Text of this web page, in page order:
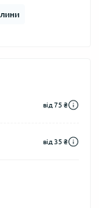
від 75 ₴
від 35 ₴